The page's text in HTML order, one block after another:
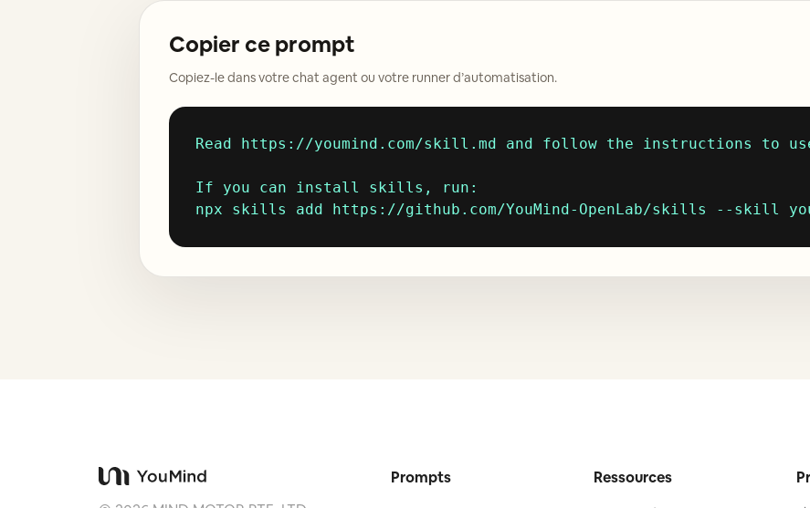
Copier ce prompt
Copiez-le dans votre chat agent ou votre runner d’automatisation.
Read https://youmind.com/skill.md and follow the instructions to use
If you can install skills, run:
npx skills add https://github.com/YouMind-OpenLab/skills --skill
Prompts Ressources